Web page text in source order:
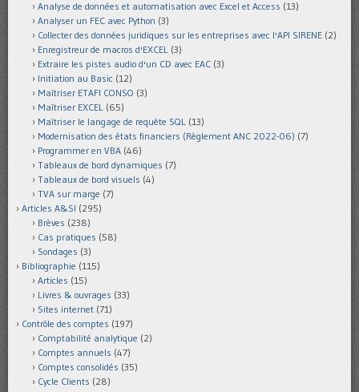
Analyse de données et automatisation avec Excel et Access (13)
Analyser un FEC avec Python (3)
Collecter des données juridiques sur les entreprises avec l'API SIRENE (2)
Enregistreur de macros d'EXCEL (3)
Extraire les pistes audio d'un CD avec EAC (3)
Initiation au Basic (12)
Maîtriser ETAFI CONSO (3)
Maîtriser EXCEL (65)
Maîtriser le langage de requête SQL (13)
Modernisation des états financiers (Règlement ANC 2022-06) (7)
Programmer en VBA (46)
Tableaux de bord dynamiques (7)
Tableaux de bord visuels (4)
TVA sur marge (7)
Articles A&SI (295)
Brèves (238)
Cas pratiques (58)
Sondages (3)
Bibliographie (115)
Articles (15)
Livres & ouvrages (33)
Sites internet (71)
Contrôle des comptes (197)
Comptabilité analytique (2)
Comptes annuels (47)
Comptes consolidés (35)
Cycle Clients (28)